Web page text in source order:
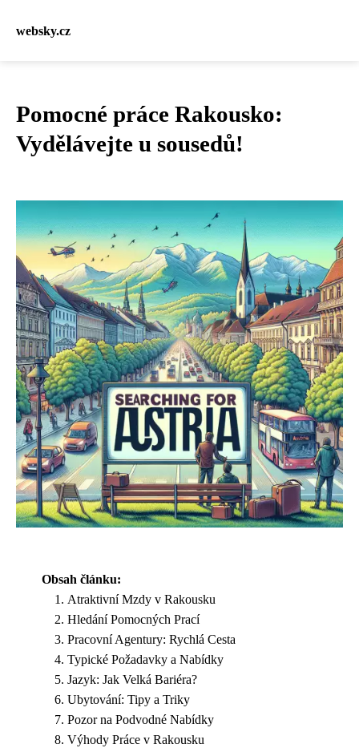
websky.cz
Pomocné práce Rakousko:
Vydělávejte u sousedů!
Obsah článku:
Atraktivní Mzdy v Rakousku
Hledání Pomocných Prací
Pracovní Agentury: Rychlá Cesta
Typické Požadavky a Nabídky
Jazyk: Jak Velká Bariéra?
Ubytování: Tipy a Triky
Pozor na Podvodné Nabídky
Výhody Práce v Rakousku